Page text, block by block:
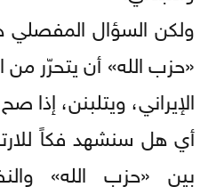
ولكن السؤال
«حزب الله» أن يتحرّر من
الإيراني، ويتلبنن، إذا
أي هل سنشهد فكاً
بين «حزب الله»